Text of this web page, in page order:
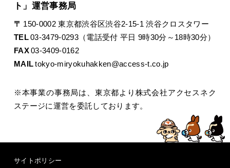
ト」運営事務局
〒 150-0002 東京都渋谷区渋谷2-15-1 渋谷クロスタワー
TEL03-3479-0293（電話受付 平日 9時30分～18時30分）
FAX03-3409-0162
MAIL tokyo-miryokuhakken@access-t.co.jp
※本事業の事務局は、東京都より株式会社アクセスネク
ステージに運営を委託しております。
サイトポリシー